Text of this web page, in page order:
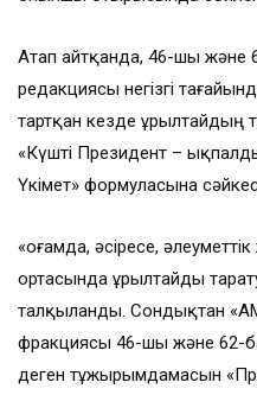
Атап айтқанда, 46-шы және
редакциясы негізгі
тартқан кезде Құрылтайдың
«Күшті Президент –
Үкімет» формуласына
«Қоғамда, әсіресе,
ортасында Құрылтайды
талқыланды. Сондықтан
фракциясы 46-шы және 62-
деген тұжырымдамасын